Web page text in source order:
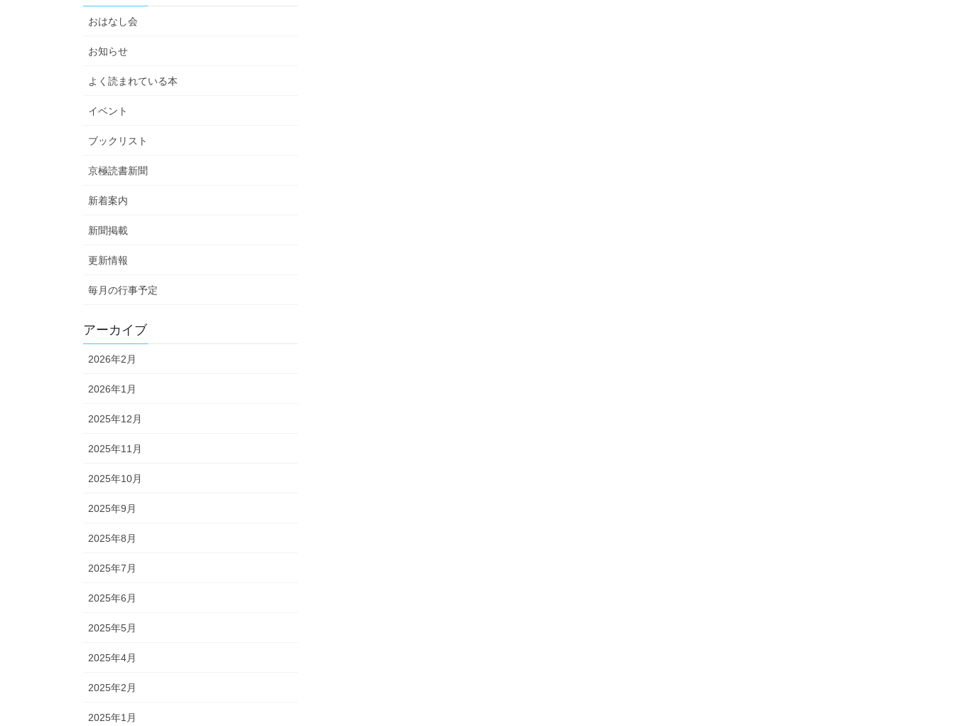
おはなし会
お知らせ
よく読まれている本
イベント
ブックリスト
京極読書新聞
新着案内
新聞掲載
更新情報
毎月の行事予定
アーカイブ
2026年2月
2026年1月
2025年12月
2025年11月
2025年10月
2025年9月
2025年8月
2025年7月
2025年6月
2025年5月
2025年4月
2025年2月
2025年1月